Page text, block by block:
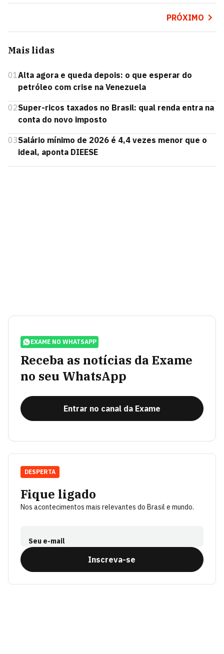
PRÓXIMO
Mais lidas
01Alta agora e queda depois: o que esperar do
petróleo com crise na Venezuela
02Super-ricos taxados no Brasil: qual renda entra na
conta do novo imposto
03Salário mínimo de 2026 é 4,4 vezes menor que o
ideal, aponta DIEESE
EXAME NO WHATSAPP
Receba as notícias da Exame
no seu WhatsApp
Entrar no canal da Exame
Fique ligado
Nos acontecimentos mais relevantes do Brasil e mundo.
Seu e-mail
Inscreva-se
DESPERTA